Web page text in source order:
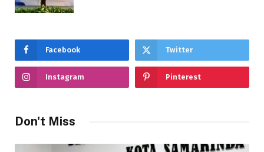
Facebook Twitter
Instagram Pinterest
Don't Miss